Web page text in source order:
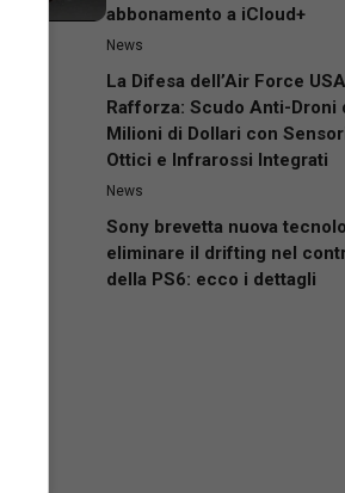
abbonamento a iCloud+
News
La Difesa dell’Air Force
Rafforza: Scudo Anti-Droni
Milioni di Dollari con
Ottici e Infrarossi Integrati
News
Sony brevetta nuova
eliminare il drifting nel
della PS6: ecco i dettagli